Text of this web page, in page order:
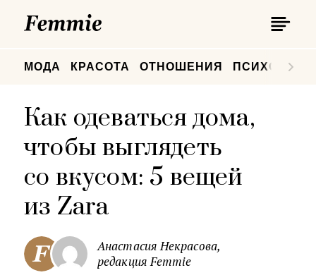
МОДА КРАСОТА ОТНОШЕНИЯ
Как одеваться дома,
чтобы выглядеть
со вкусом: 5 вещей
из Zara
Анастасия Некрасова,
редакция Femmie